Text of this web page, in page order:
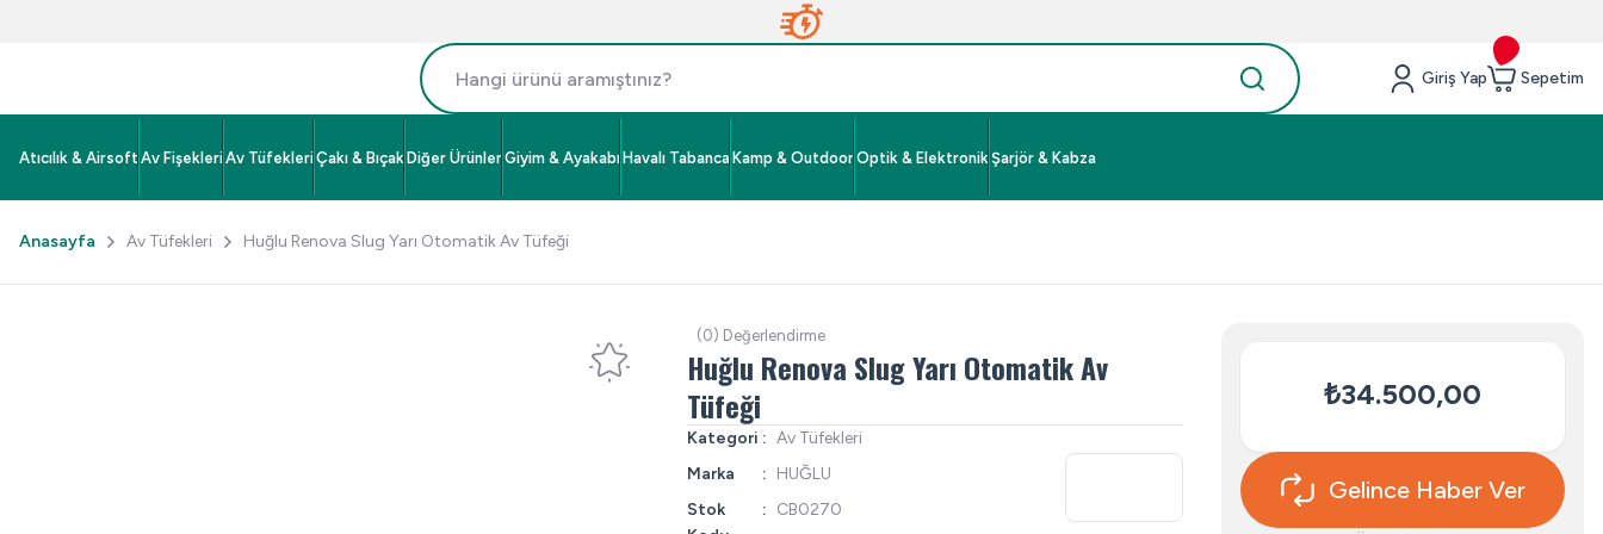
Giriş Yap Sepetim
Atıcılık & Airsoft Av Fişekleri Av Tüfekleri Çakı & Bıçak Diğer Ürünler Giyim & Ayakabı Havalı Tabanca Kamp & Outdoor Optik & Elektronik Şarjör & Kabza
Anasayfa Av Tüfekleri Huğlu Renova Slug Yarı Otomatik Av Tüfeği
(0) Değerlendirme
Huğlu Renova Slug Yarı Otomatik Av
Tüfeği
Kategori
Av Tüfekleri
Marka
HUĞLU
Stok
CB0270
₺34.500,00
Gelince Haber Ver